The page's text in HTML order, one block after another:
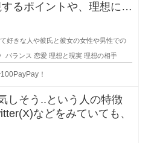
るポイントや、理想に近
あれば教え
好きな人や彼氏と彼女の女性や男性での
バランス 恋愛 理想と現実 理想の相手
！
しそう..という人の特徴
などをみていても、